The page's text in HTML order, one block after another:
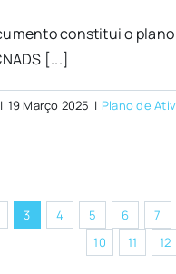
constitui o
[...]
| 19 Março 2025 | Plano de
3 4 5 6 7
10
11 12